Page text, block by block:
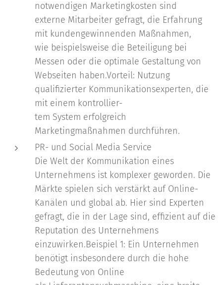
notwendigen Marketingkosten sind
externe Mitarbeiter gefragt, die Erfahrung
mit kundengewinnenden Maßnahmen,
wie beispielsweise die Beteiligung bei
Messen oder die optimale Gestaltung von
Webseiten haben.Vorteil: Nutzung
qualifizierter Kommunikationsexperten, die
mit einem kontrollier-
tem System erfolgreich
Marketingmaßnahmen durchführen.
PR- und Social Media Service
Die Welt der Kommunikation eines
Unternehmens ist komplexer geworden. Die
Märkte spielen sich verstärkt auf Online-
Kanälen und global ab. Hier sind Experten
gefragt, die in der Lage sind, effizient auf die
Reputation des Unternehmens
einzuwirken.Beispiel 1: Ein Unternehmen
benötigt insbesondere durch die hohe
Bedeutung von Online